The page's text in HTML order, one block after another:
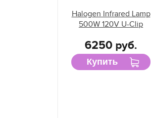
Halogen Infrared Lamp
500W 120V U-Clip
6250 руб.
Купить